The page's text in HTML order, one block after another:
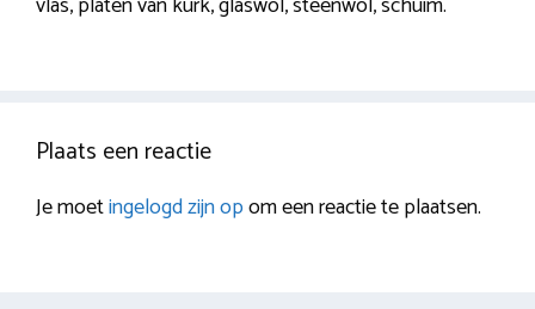
Plaats een reactie
Je moetingelogd zijn opom een reactie te plaatsen.